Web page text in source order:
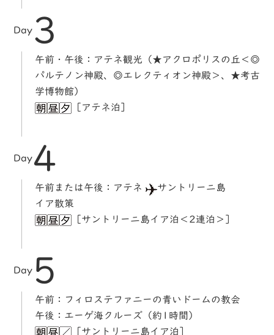
Day 3
午前・午後：アテネ観光（★アクロポリスの丘＜◎
パルテノン神殿、◎エレクティオン神殿＞、★考古
学博物館）
［アテネ泊］
Day4
午前または午後：アテネ
サントリーニ島
イア散策
［サントリーニ島イア泊＜2連泊＞］
Day 5
午前：フィロステファニーの青いドームの教会
午後：エーゲ海クルーズ（約1時間）
［サントリーニ島イア泊］